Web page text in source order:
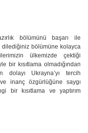
bölümünü başarı ile
dilediğiniz bölümüne kolayca
ülkemizde çektiği
bir kısıtlama olmadığından
Ukrayna’yı tercih
inanç özgürlüğüne saygı
bir kısıtlama ve yaptırım